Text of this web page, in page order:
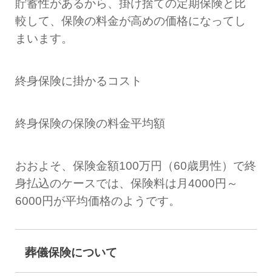
貯蓄性があるから、掛け捨ての定期保険と比
較して、保険の料金が高めの価格になってし
まいます。
終身保険に掛かるコスト
終身保険の保険の料金平均額
おおよそ、保険金額100万円（60歳男性）で終
身払込のケースでは、保険料は月4000円～
6000円が平均価格のようです。
葬儀保険について